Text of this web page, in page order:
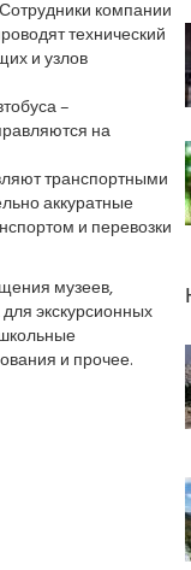
компании
технический
и узлов
–
на
транспортными
аккуратные
и перевозки
музеев,
экскурсионных
и прочее.